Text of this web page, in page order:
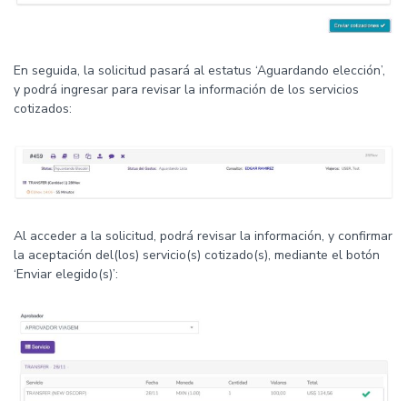
En seguida, la solicitud pasará al estatus ‘Aguardando elección’,
y podrá ingresar para revisar la información de los servicios
cotizados:
Al acceder a la solicitud, podrá revisar la información, y confirmar
la aceptación del(los) servicio(s) cotizado(s), mediante el botón
‘Enviar elegido(s)’: